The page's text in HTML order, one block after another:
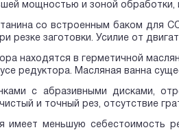
мощностью и зоной обработки,
со встроенным баком для
резке заготовки. Усилие от
находятся в герметичной
редуктора. Масляная ванна
с абразивными дисками,
и точный рез, отсутствие
имеет меньшую себестоимость